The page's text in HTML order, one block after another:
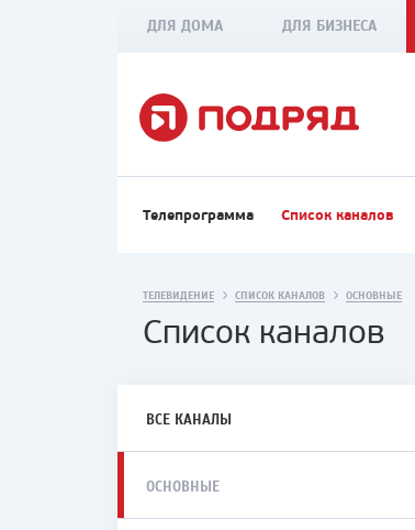
ДЛЯ ДОМА ДЛЯ БИЗНЕСА
Телепрограмма Список каналов
ТЕЛЕВИДЕНИЕ СПИСОК КАНАЛОВ ОСНОВНЫЕ
Список каналов
ВСЕ КАНАЛЫ
ОСНОВНЫЕ